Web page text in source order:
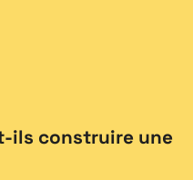
ils construire une